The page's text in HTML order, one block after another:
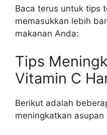
Baca terus untuk tips
memasukkan lebih
makanan Anda:
Tips
Vitamin C
Berikut adalah
meningkatkan